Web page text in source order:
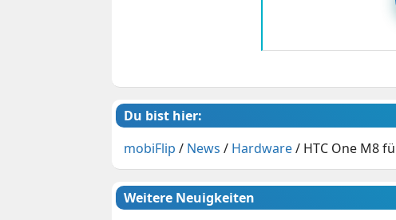
Du bist hier:
mobiFlip / News / Hardware/ HTC One M8
Weitere Neuigkeiten